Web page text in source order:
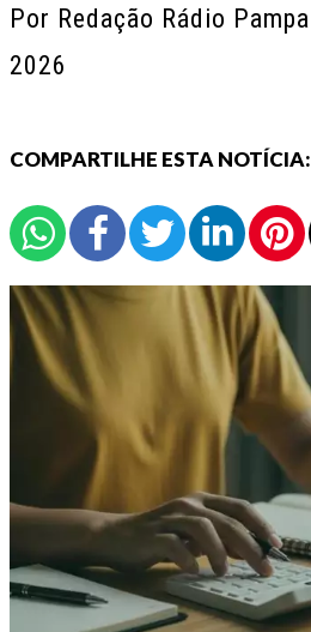
Por Redação Rádio Pampa
2026
COMPARTILHE ESTA NOTÍCIA: